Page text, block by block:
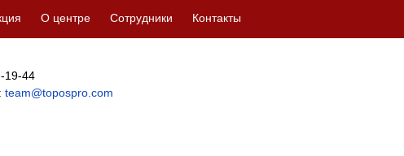
О центре Сотрудники Контакты
19-44
team@topospro.com